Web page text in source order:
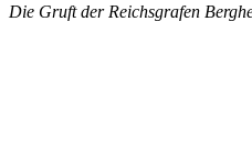
Die Gruft der Reichsgrafen